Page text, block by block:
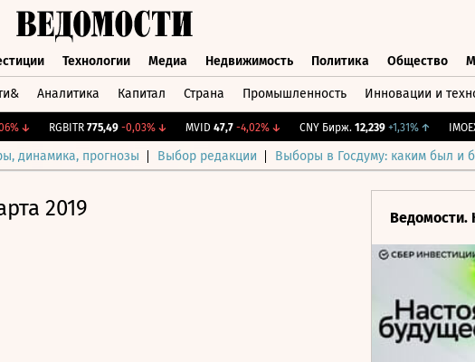
Технологии Медиа Недвижимость Политика Общество
Аналитика Капитал Страна Промышленность Инновации и
↓ RGBITR 775,49 -0,03%↓ MVID 47,7 -4,02%↓ CNY Бирж. 12,239 +1,31%↑ IMOEX 2
динамика, прогнозы Выбор редакции Выборы в Госдуму: каким был и
2019 Ведомости.